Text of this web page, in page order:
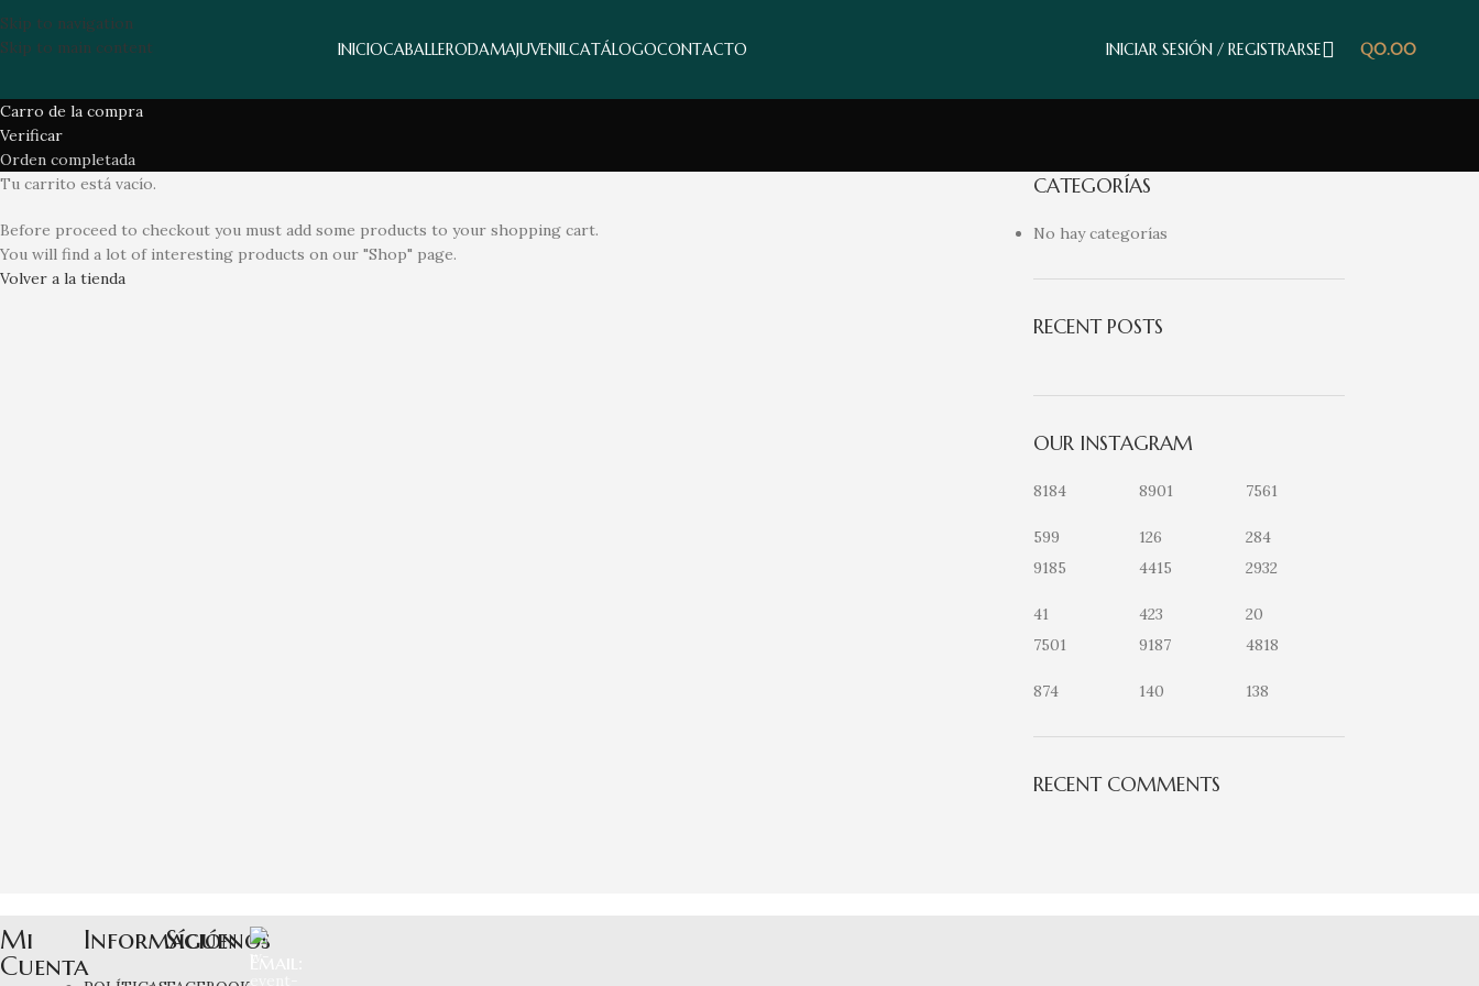
Skip to navigation
Skip to main content
INICIOCABALLERODAMAJUVENILCATÁLOGOCONTACTO INICIAR SESIÓN / REGISTRARSE Q0.00
Carro de la compra
Verificar
Orden completada
Tu carrito está vacío.
Before proceed to checkout you must add some products to your shopping cart.
You will find a lot of interesting products on our "Shop" page.
Volver a la tienda
CATEGORÍAS
No hay categorías
RECENT POSTS
OUR INSTAGRAM
8184
599
8901
126
7561
284
9185
41
4415
423
2932
20
7501
874
9187
140
4818
138
RECENT COMMENTS
Mi
Cuenta
Información
Síguenos